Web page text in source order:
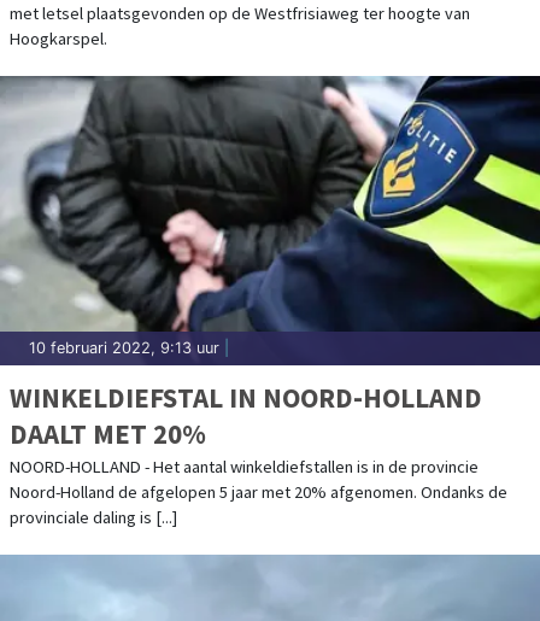
met letsel plaatsgevonden op de Westfrisiaweg ter hoogte van
Hoogkarspel.
10 februari 2022, 9:13 uur
WINKELDIEFSTAL IN NOORD-HOLLAND
DAALT MET 20%
NOORD-HOLLAND - Het aantal winkeldiefstallen is in de provincie
Noord-Holland de afgelopen 5 jaar met 20% afgenomen. Ondanks de
provinciale daling is [...]